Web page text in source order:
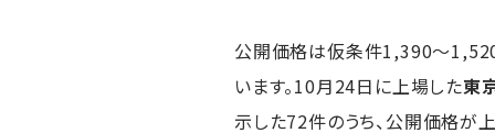
公開価格は仮条件1,390〜
います。10月24日に上場した東
示した72件のうち、公開価格が